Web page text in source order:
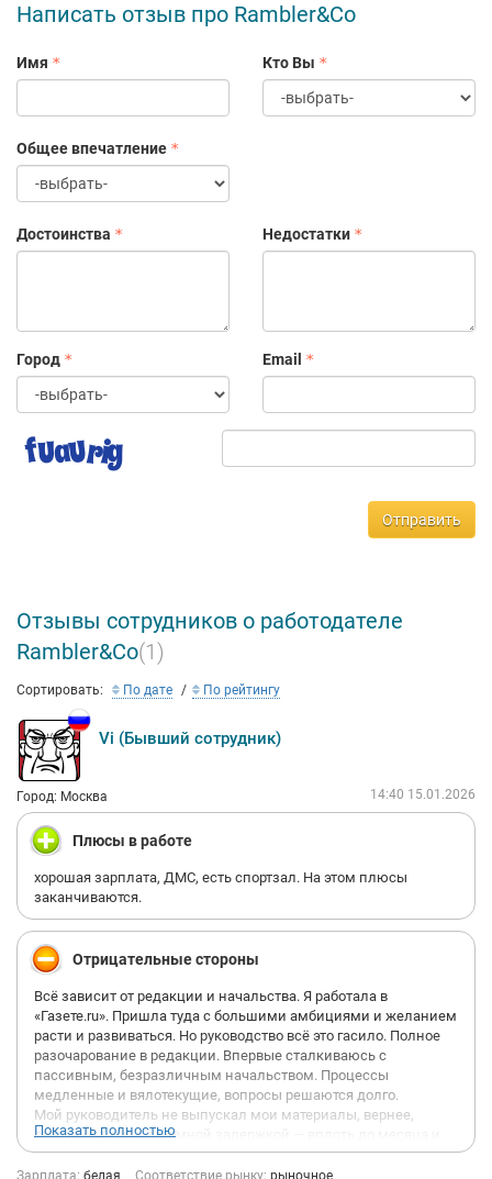
Написать отзыв про Rambler&Co
Имя Кто Вы
Общее впечатление
Достоинства Недостатки
Город Email
Отправить
Отзывы сотрудников о работодателе
Rambler&Co(1)
Сортировать: По дате По рейтингу
Vi (Бывший сотрудник)
Город: Москва 14:40 15.01.2026
Плюсы в работе
хорошая зарплата, ДМС, есть спортзал. На этом плюсы
заканчиваются.
Отрицательные стороны
Всё зависит от редакции и начальства. Я работала в
«Газете.ru». Пришла туда с большими амбициями и желанием
расти и развиваться. Но руководство всё это гасило. Полное
разочарование в редакции. Впервые сталкиваюсь с
пассивным, безразличным начальством. Процессы
медленные и вялотекущие, вопросы решаются долго.
Мой руководитель не выпускал мои материалы, вернее,
публиковал их с огромной задержкой — вплоть до месяца и
более. Некоторые статьи так и не вышли, потому что потом
потеряли свою актуальность. Постоянно приходилось
Показать полностью
Зарплата: белая Соответствие рынку: рыночное